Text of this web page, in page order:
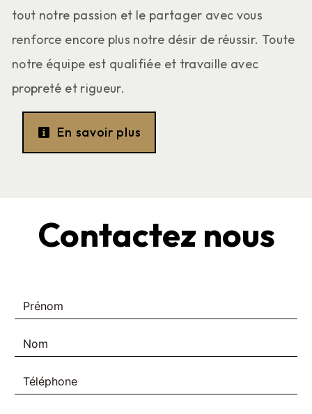
tout notre passion et le partager avec vous
renforce encore plus notre désir de réussir. Toute
notre équipe est qualifiée et travaille avec
propreté et rigueur.
En savoir plus
Contactez nous